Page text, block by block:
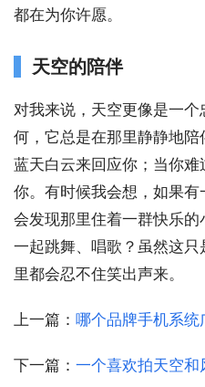
都在为你许愿。
天空的陪伴
对我来说，天空更像是一
何，它总是在那里静静地
蓝天白云来回应你；当你
你。有时候我会想，如果
会发现那里住着一群快乐
一起跳舞、唱歌？虽然这
里都会忍不住笑出声来。
上一篇： 哪个品牌手机系统
下一篇： 一个喜欢拍天空和